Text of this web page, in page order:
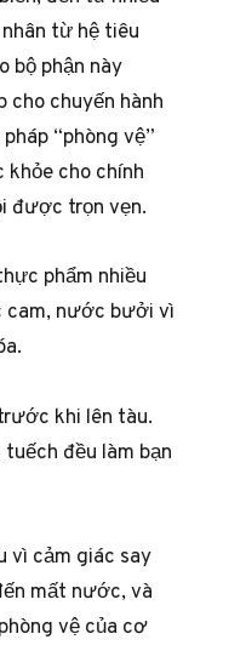
từ hệ tiêu
bộ phận này
cho chuyến hành
“phòng vệ”
cho chính
được trọn vẹn.
phẩm nhiều
cam, nước bưởi vì
khi lên tàu.
đều làm bạn
vì cảm giác say
mất nước, và
vệ của cơ